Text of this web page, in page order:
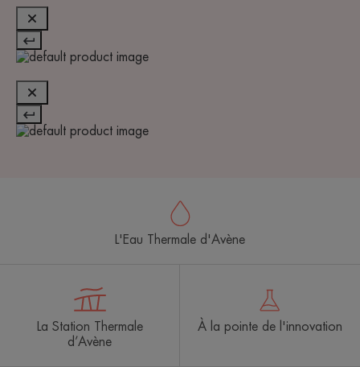
L'Eau Thermale d'Avène
La Station Thermale
d’Avène
À la pointe de l'innovation